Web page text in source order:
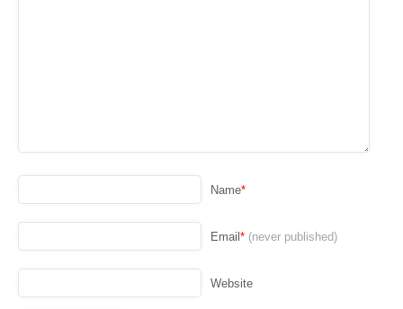
Name*
Email * (never published)
Website